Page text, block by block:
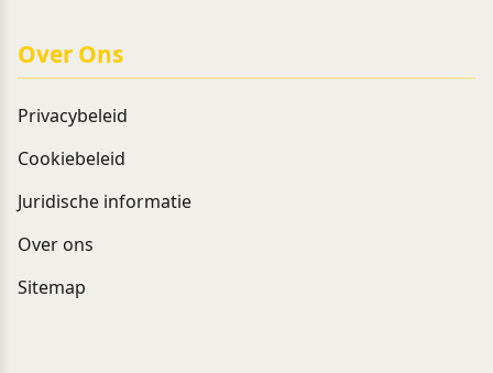
Over Ons
Privacybeleid
Cookiebeleid
Juridische informatie
Over ons
Sitemap